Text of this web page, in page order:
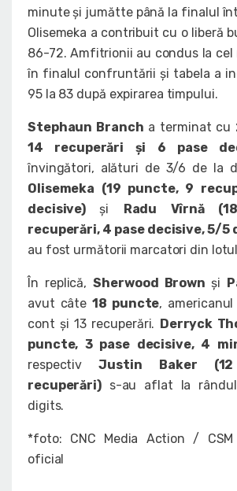
minute și jumătte până la finalul
Olisemeka a contribuit cu o liberă
86-72. Amfitrionii au condus la cel
în finalul confruntării și tabela a
95 la 83 după expirarea timpului.
Stephaun Branch a terminat cu
14 recuperări și 6 pase
învingători, alături de 3/6 de la
Olisemeka (19 puncte, 9
decisive)și
Radu Vîrnă
recuperări, 4 pase decisive, 5/5
au fost următorii marcatori din
În replică,Sherwood Brownși
avut câte18 puncte,
cont și 13 recuperări. Derryck
puncte, 3 pase decisive, 4
respectiv Justin Baker
recuperări)s-au aflat la
digits.
*foto: CNC Media Action / CSM
oficial